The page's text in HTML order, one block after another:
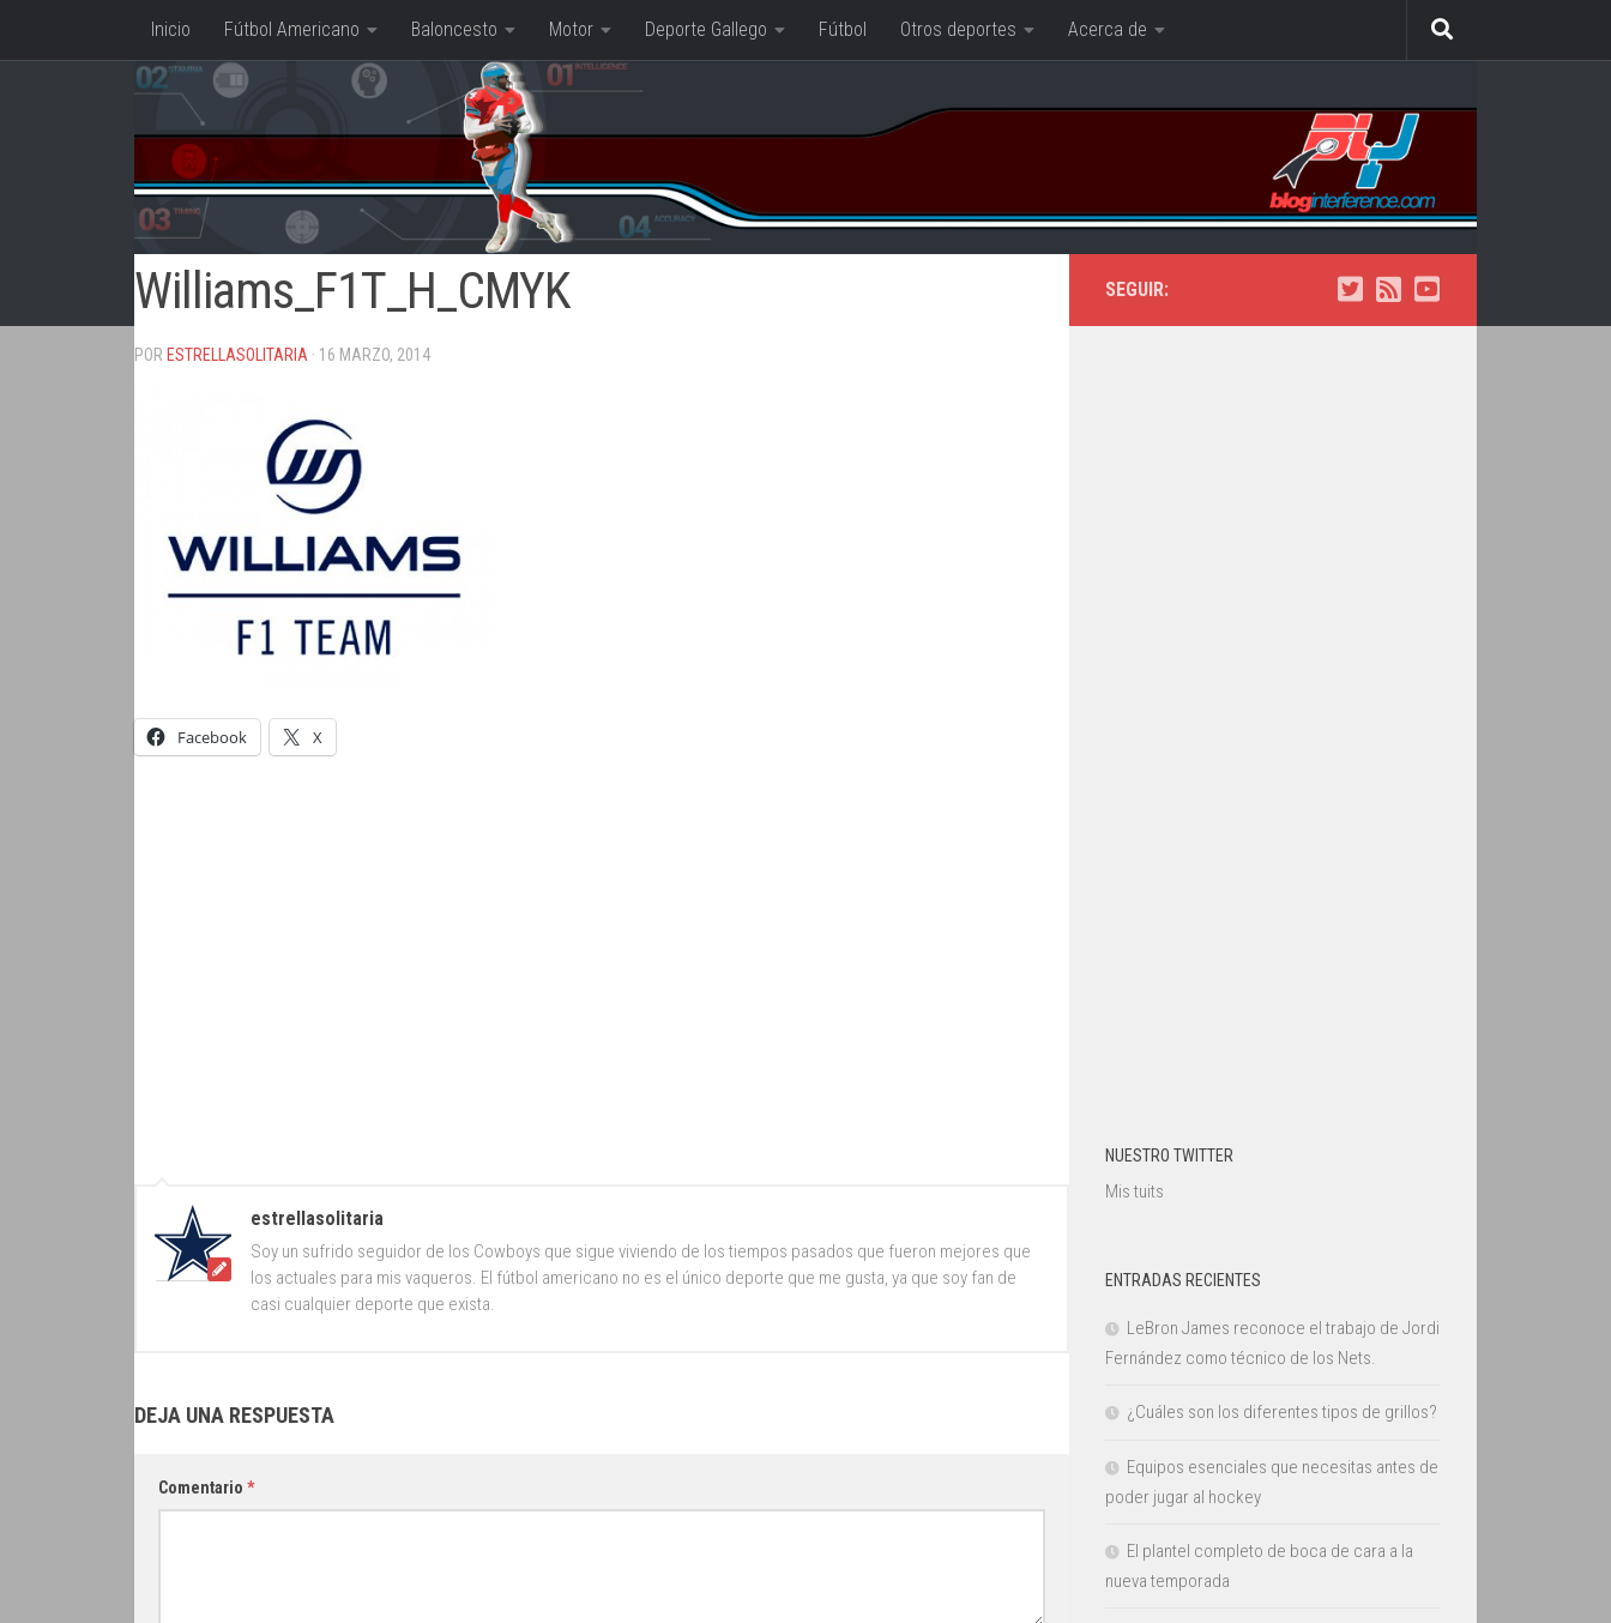
Saltar al contenido
Inicio Fútbol Americano Baloncesto Motor Deporte Gallego Fútbol Otros deportes Acerca de
Williams_F1T_H_CMYK
POR ESTRELLASOLITARIA · 16 MARZO, 2014
Facebook X
estrellasolitaria
Soy un sufrido seguidor de los Cowboys que sigue viviendo de los tiempos pasados que fueron mejores que
los actuales para mis vaqueros. El fútbol americano no es el único deporte que me gusta, ya que soy fan de
casi cualquier deporte que exista.
DEJA UNA RESPUESTA
Comentario *
SEGUIR:
NUESTRO TWITTER
Mis tuits
ENTRADAS RECIENTES
LeBron James reconoce el trabajo de Jordi
Fernández como técnico de los Nets.
¿Cuáles son los diferentes tipos de grillos?
Equipos esenciales que necesitas antes de
poder jugar al hockey
El plantel completo de boca de cara a la
nueva temporada